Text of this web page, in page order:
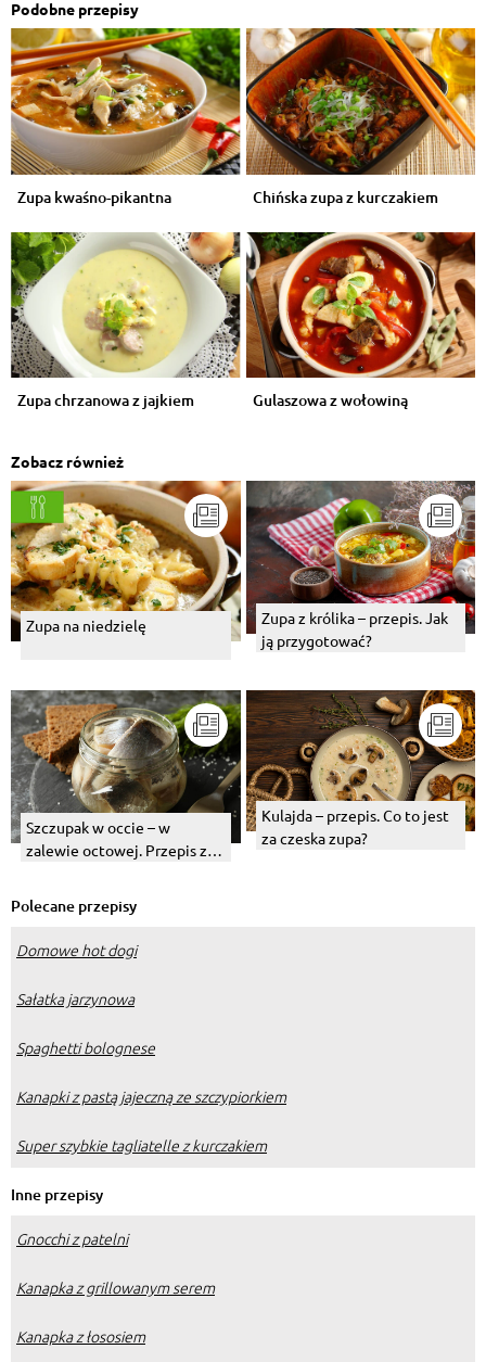
Podobne przepisy
Zupa kwaśno-pikantna Chińska zupa z kurczakiem
Zupa chrzanowa z jajkiem Gulaszowa z wołowiną
Zobacz również
Zupa na niedzielę
Zupa z królika – przepis. Jak
ją przygotować?
Szczupak w occie – w
zalewie octowej. Przepis z
Kulajda – przepis. Co to jest
za czeska zupa?
Polecane przepisy
Domowe hot dogi
Sałatka jarzynowa
Spaghetti bolognese
Kanapki z pastą jajeczną ze szczypiorkiem
Super szybkie tagliatelle z kurczakiem
Inne przepisy
Gnocchi z patelni
Kanapka z grillowanym serem
Kanapka z łososiem